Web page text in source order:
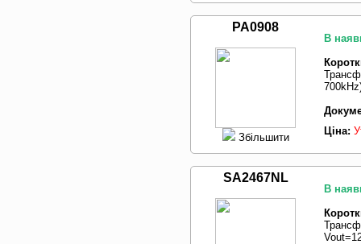
PA0908
Збільшити
В
Ціна:
SA2467NL
В